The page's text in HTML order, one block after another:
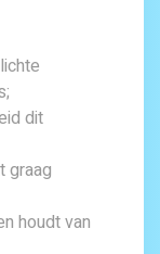
dit
graag
houdt van